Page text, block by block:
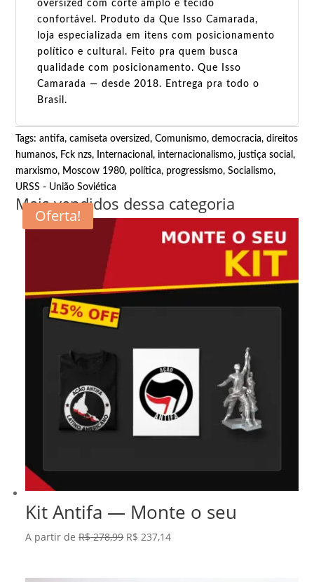
oversized com corte amplo e tecido
confortável. Produto da Que Isso Camarada,
loja especializada em itens com posicionamento
político e cultural. Feito pra quem busca
qualidade com posicionamento. Que Isso
Camarada — desde 2018. Entrega pra todo o
Brasil.
Tags:antifa,camiseta oversized,Comunismo,democracia,direitos
humanos, Fck nzs, Internacional, internacionalismo, justiça social,
marxismo, Moscow 1980, política, progressismo,Socialismo,
URSS - União Soviética
Mais vendidos dessa categoria
Oferta!
Kit Antifa — Monte o seu
A partir deR$278,99 O
R$ 237,14O